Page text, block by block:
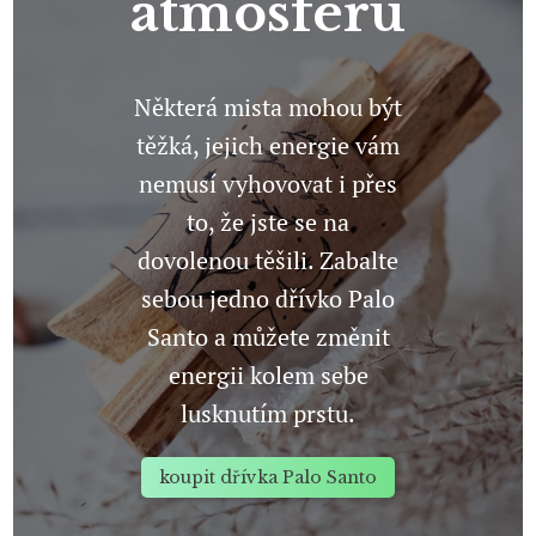
atmosféru
Některá mista mohou být
těžká, jejich energie vám
nemusí vyhovovat i přes
to, že jste se na
dovolenou těšili. Zabalte
sebou jedno dřívko Palo
Santo a můžete změnit
energii kolem sebe
lusknutím prstu.
koupit dřívka Palo Santo